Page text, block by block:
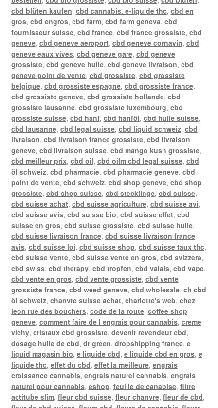
cbd blüten kaufen, cbd cannabis. e-liquide thc, cbd en
gros, cbd engros, cbd farm, cbd farm geneva, cbd
fournisseur suisse, cbd france, cbd france grossiste, cbd
geneve, cbd geneve aeroport, cbd geneve cornavin, cbd
geneve eaux vives, cbd geneve gare, cbd geneve
grossiste, cbd geneve huile, cbd geneve livraison, cbd
geneve point de vente, cbd grossiste, cbd grossiste
belgique, cbd grossiste espagne, cbd grossiste france,
cbd grossiste geneve, cbd grossiste hollande, cbd
grossiste lausanne, cbd grossiste luxembourg, cbd
grossiste suisse, cbd hanf, cbd hanföl, cbd huile suisse,
cbd lausanne, cbd legal suisse, cbd liquid schweiz, cbd
livraison, cbd livraison france grossiste, cbd livraison
geneve, cbd livraison suisse, cbd mango kush grossiste,
cbd meilleur prix, cbd oil, cbd oilm cbd legal suisse, cbd
öl schweiz, cbd pharmacie, cbd pharmacie geneve, cbd
point de vente, cbd schweiz, cbd shop geneve, cbd shop
grossiste, cbd shop suisse, cbd stecklinge, cbd suisse,
cbd suisse achat, cbd suisse agriculture, cbd suisse avi,
cbd suisse avis, cbd suisse bio, cbd suisse effet, cbd
suisse en gros, cbd suisse grossiste, cbd suisse huile,
cbd suisse livraison france, cbd suisse livraison france
avis, cbd suisse loi, cbd suisse shop, cbd suisse taux thc,
cbd suisse vente, cbd suisse vente en gros, cbd svizzera,
cbd swiss, cbd therapy, cbd tropfen, cbd valais, cbd vape,
cbd vente en gros, cbd vente grossiste, cbd vente
grossiste france, cbd weed geneve, cbd wholesale, ch cbd
öl schweiz, chanvre suisse achat, charlotte's web, chez
leon rue des bouchers, code de la route, coffee shop
geneve, comment faire de l engrais pour cannabis, creme
vichy, cristaux cbd grossiste, devenir revendeur cbd,
dosage huile de cbd, dr green, dropshipping france, e
liquid magasin bio, e liquide cbd, e liquide cbd en gros, e
liquide thc, effet du cbd, effet la meilleure, engrais
croissance cannabis, engrais naturel cannabis, engrais
naturel pour cannabis, eshop, feuille de canabise, filtre
actitube slim, fleur cbd suisse, fleur chanvre, fleur de cbd,